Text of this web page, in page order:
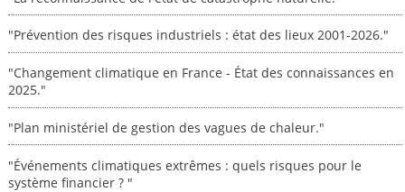
"Prévention des risques industriels : état des lieux 2001-2026."
"Changement climatique en France - État des connaissances en
2025."
"Plan ministériel de gestion des vagues de chaleur."
"Événements climatiques extrêmes : quels risques pour le
système financier ? "